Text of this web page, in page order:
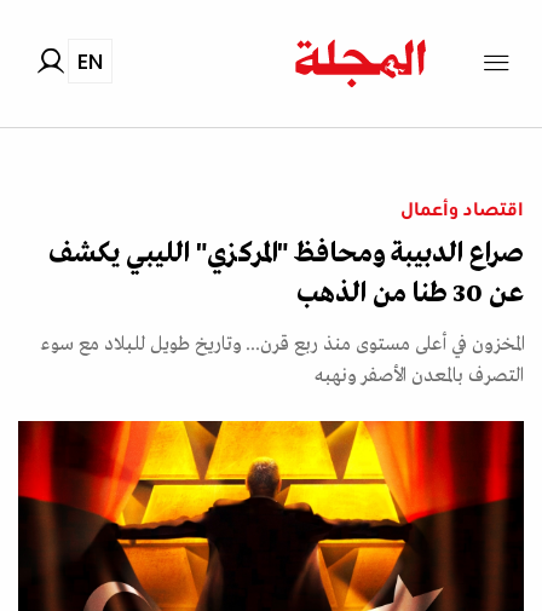
EN
اقتصاد وأعمال
صراع الدبيبة ومحافظ "المركزي" الليبي يكشف
عن 30 طنا من الذهب
المخزون في أعلى مستوى منذ ربع قرن... وتاريخ طويل للبلاد مع سوء
التصرف بالمعدن الأصفر ونهبه